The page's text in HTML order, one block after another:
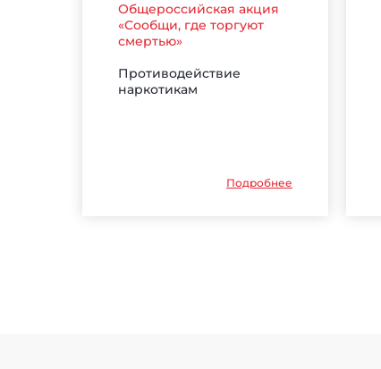
Общероссийская акция
«Сообщи, где торгуют
смертью»
Противодействие
наркотикам
Подробнее